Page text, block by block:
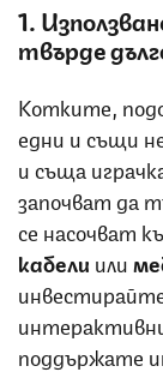
1.
твърде
Котките,
едни и същи
и съща
започват да
се насочват
кабели или
поддържате